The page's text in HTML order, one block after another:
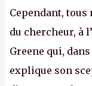
Cependant, tous
du chercheur, à
Greene qui,
explique son